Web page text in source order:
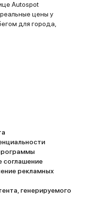
Autospot
цены у
для города,
соглашение
рекламных
генерируемого